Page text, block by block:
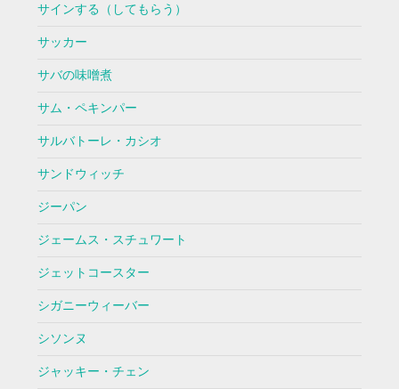
サインする（してもらう）
サッカー
サバの味噌煮
サム・ペキンパー
サルバトーレ・カシオ
サンドウィッチ
ジーパン
ジェームス・スチュワート
ジェットコースター
シガニーウィーバー
シソンヌ
ジャッキー・チェン